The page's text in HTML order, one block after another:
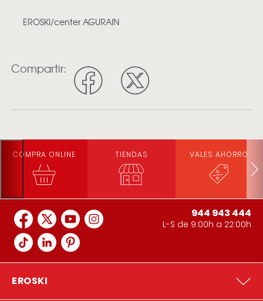
EROSKI/center AGURAIN
Compartir:
COMPRA ONLINE TIENDAS VALES AHORRO
944 943 444
L-S de 9:00h a 22:00h
EROSKI